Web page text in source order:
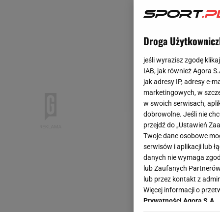
Droga
jeśli wyrazisz zgodę
IAB, jak również Agora
jak adresy IP, adresy e-
marketingowych, w
w swoich serwisach,
dobrowolne. Jeśli nie
przejdź do „Ustawień
Twoje dane osobowe
serwisów i aplikacji lub
danych nie wymaga
lub Zaufanych
lub przez kontakt z
Więcej informacji o
Prywatności Agora S.A.